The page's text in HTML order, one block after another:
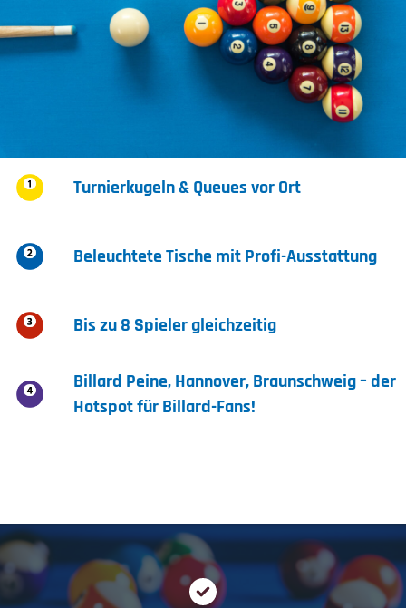
Turnierkugeln & Queues vor Ort
Beleuchtete Tische mit Profi-Ausstattung
Bis zu 8 Spieler gleichzeitig
Billard Peine, Hannover, Braunschweig – der
Hotspot für Billard-Fans!